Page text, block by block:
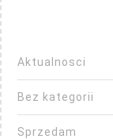
Aktualnosci
Bez kategorii
Sprzedam